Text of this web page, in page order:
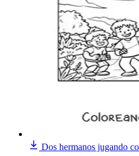
Dos hermanos jugando